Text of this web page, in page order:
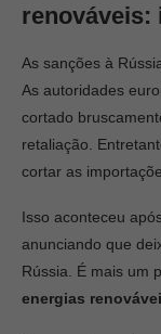
renováveis:
As sanções à
As autoridades
cortado
retaliação.
cortar as
Isso aconteceu
anunciando que
Rússia. É mais um
energias